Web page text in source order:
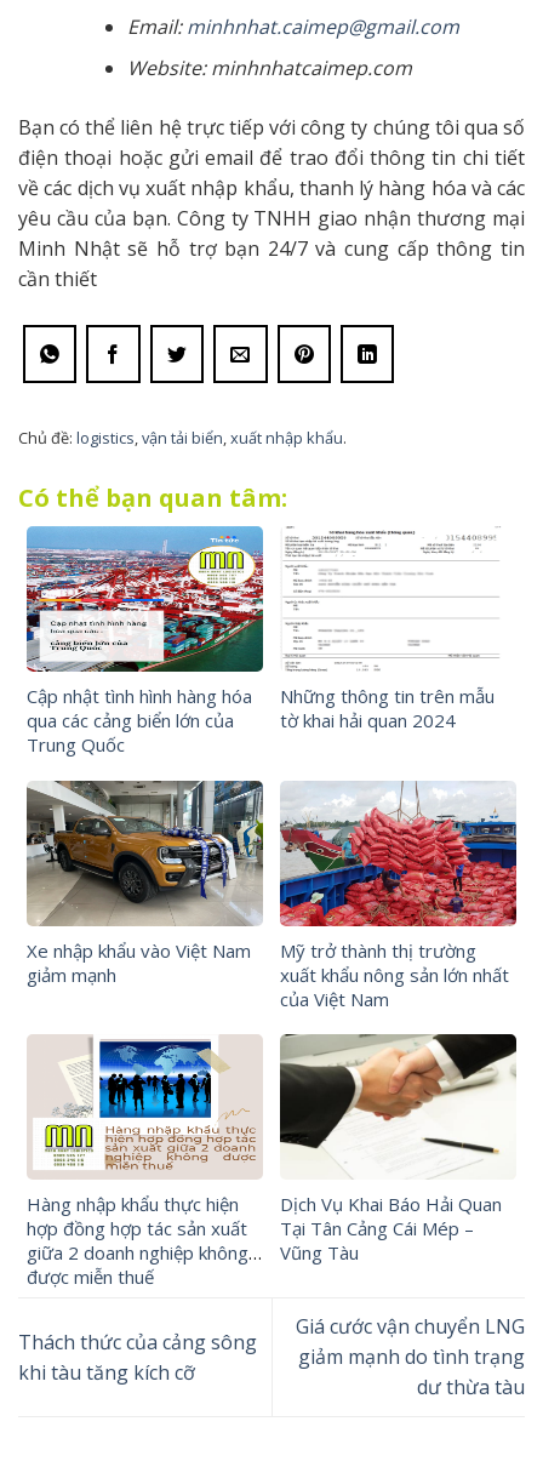
Email:minhnhat.caimep@gmail.com
Website: minhnhatcaimep.com
Bạn có thể liên hệ trực tiếp với công ty chúng tôi qua số
điện thoại hoặc gửi email để trao đổi thông tin chi tiết
về các dịch vụ xuất nhập khẩu, thanh lý hàng hóa và các
yêu cầu của bạn. Công ty TNHH giao nhận thương mại
Minh Nhật sẽ hỗ trợ bạn 24/7 và cung cấp thông tin
cần thiết
Chủ đề: logistics,vận tải biển,xuất nhập khẩu.
Có thể bạn quan tâm:
Cập nhật tình hình hàng hóa
qua các cảng biển lớn của
Trung Quốc
Những thông tin trên mẫu
tờ khai hải quan 2024
Xe nhập khẩu vào Việt Nam
giảm mạnh
Mỹ trở thành thị trường
xuất khẩu nông sản lớn nhất
của Việt Nam
Hàng nhập khẩu thực hiện
hợp đồng hợp tác sản xuất
giữa 2 doanh nghiệp không
được miễn thuế
Dịch Vụ Khai Báo Hải Quan
Tại Tân Cảng Cái Mép –
Vũng Tàu
Thách thức của cảng sông
khi tàu tăng kích cỡ
Giá cước vận chuyển LNG
giảm mạnh do tình trạng
dư thừa tàu